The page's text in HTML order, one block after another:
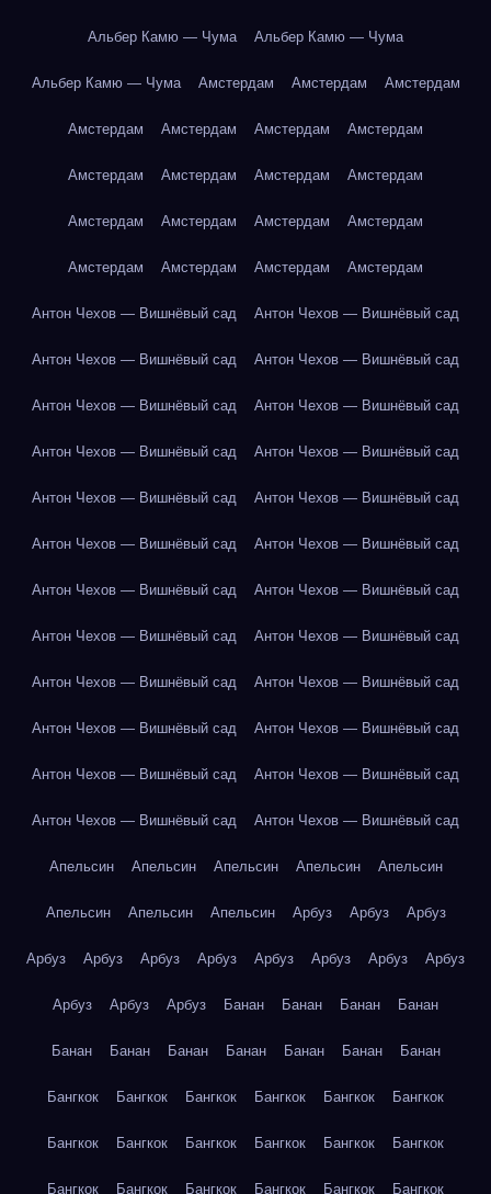
Альбер Камю — Чума Альбер Камю — Чума
Альбер Камю — Чума Амстердам Амстердам Амстердам
Амстердам Амстердам Амстердам Амстердам
Амстердам Амстердам Амстердам Амстердам
Амстердам Амстердам Амстердам Амстердам
Амстердам Амстердам Амстердам Амстердам
Антон Чехов — Вишнёвый сад Антон Чехов — Вишнёвый сад
Антон Чехов — Вишнёвый сад Антон Чехов — Вишнёвый сад
Антон Чехов — Вишнёвый сад Антон Чехов — Вишнёвый сад
Антон Чехов — Вишнёвый сад Антон Чехов — Вишнёвый сад
Антон Чехов — Вишнёвый сад Антон Чехов — Вишнёвый сад
Антон Чехов — Вишнёвый сад Антон Чехов — Вишнёвый сад
Антон Чехов — Вишнёвый сад Антон Чехов — Вишнёвый сад
Антон Чехов — Вишнёвый сад Антон Чехов — Вишнёвый сад
Антон Чехов — Вишнёвый сад Антон Чехов — Вишнёвый сад
Антон Чехов — Вишнёвый сад Антон Чехов — Вишнёвый сад
Антон Чехов — Вишнёвый сад Антон Чехов — Вишнёвый сад
Антон Чехов — Вишнёвый сад Антон Чехов — Вишнёвый сад
Апельсин Апельсин Апельсин Апельсин Апельсин
Апельсин Апельсин Апельсин Арбуз Арбуз Арбуз
Арбуз Арбуз Арбуз Арбуз Арбуз Арбуз Арбуз Арбуз
Арбуз Арбуз Арбуз Банан Банан Банан Банан
Банан Банан Банан Банан Банан Банан Банан
Бангкок Бангкок Бангкок Бангкок Бангкок Бангкок
Бангкок Бангкок Бангкок Бангкок Бангкок Бангкок
Бангкок Бангкок Бангкок Бангкок Бангкок Бангкок